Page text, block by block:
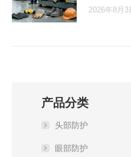
2026年8月3
产品分类
头部防护
眼部防护